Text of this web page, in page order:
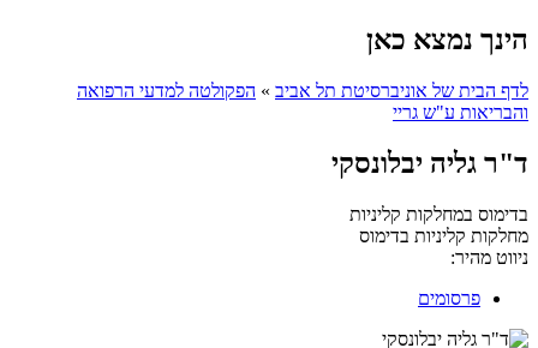
הינך נמצא כאן
לדף הבית של אוניברסיטת תל אביב » הפקולטה למדעי הרפואה
והבריאות ע"ש גריי
ד"ר גליה יבלונסקי
בדימוס במחלקות קליניות
מחלקות קליניות בדימוס
ניווט מהיר:
פרסומים